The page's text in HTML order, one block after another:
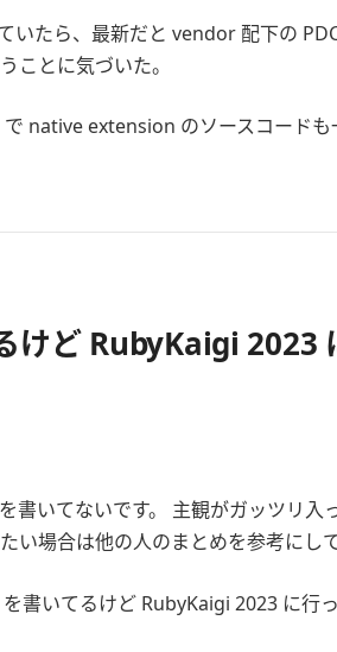
いたら、最新だと vendor 配下の
ことに気づいた。
けど RubyKaigi 2023
書いてないです。 主観がガッツリ入
い場合は他の人のまとめを参考にし